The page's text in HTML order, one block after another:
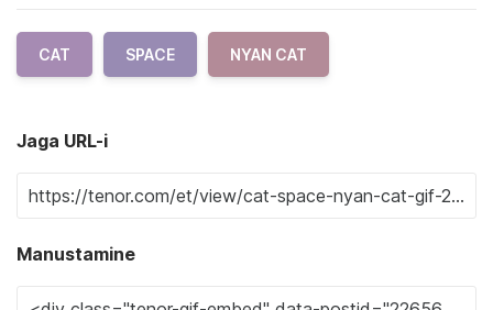
CAT SPACE NYAN CAT
Jaga URL-i
Manustamine